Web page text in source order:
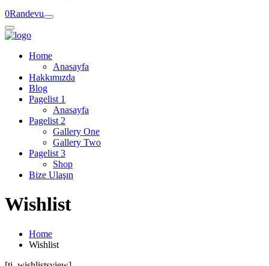
0Randevu
Home
Anasayfa
Hakkımızda
Blog
Pagelist 1
Anasayfa
Pagelist 2
Gallery One
Gallery Two
Pagelist 3
Shop
Bize Ulaşın
Wishlist
Home
Wishlist